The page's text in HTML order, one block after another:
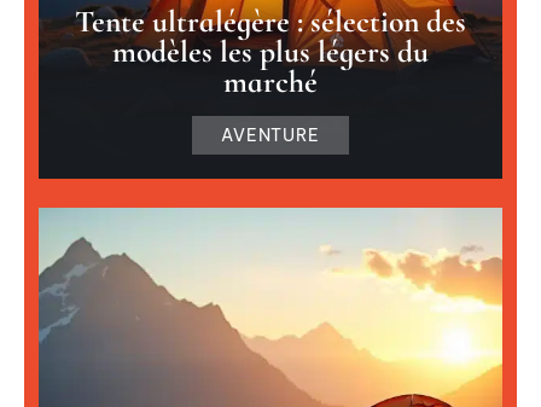
Tente ultralégère : sélection des
modèles les plus légers du
marché
AVENTURE